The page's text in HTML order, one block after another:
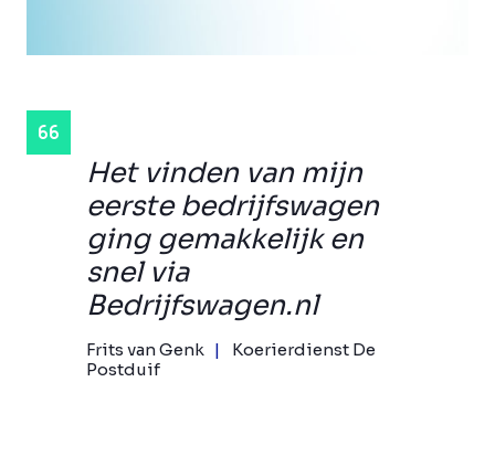
Het vinden van mijn
eerste bedrijfswagen
ging gemakkelijk en
snel via
Bedrijfswagen.nl
Frits van Genk
Koerierdienst De
Postduif